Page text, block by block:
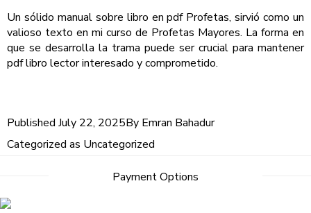
Un sólido manual sobre libro en pdf Profetas, sirvió como un
valioso texto en mi curso de Profetas Mayores. La forma en
que se desarrolla la trama puede ser crucial para mantener
pdf libro lector interesado y comprometido.
Published July 22, 2025By Emran Bahadur
Categorized as Uncategorized
Payment Options